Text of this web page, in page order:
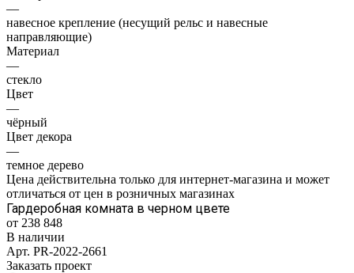
—
навесное крепление (несущий рельс и навесные
направляющие)
Материал
—
стекло
Цвет
—
чёрный
Цвет декора
—
темное дерево
Цена действительна только для интернет-магазина и может
отличаться от цен в розничных магазинах
Гардеробная комната в черном цвете
от 238 848
В наличии
Арт. PR-2022-2661
Заказать проект